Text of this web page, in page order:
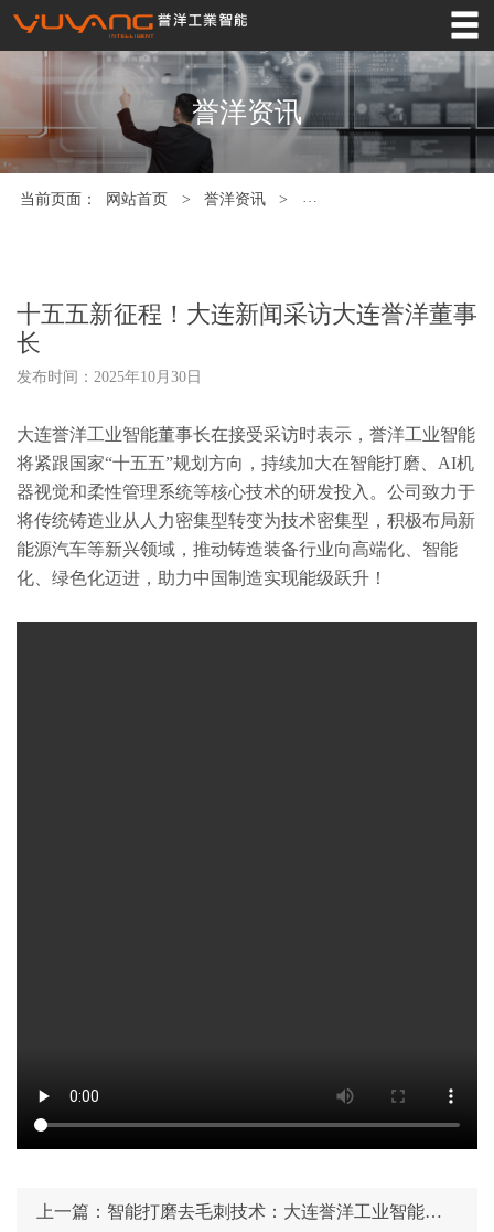
网站首页
誉洋产品
工业4.0
应用领域
誉洋资讯
案例中心
联系我们
誉洋资讯
当前页面： 网站首页 > 誉洋资讯 > 十五五新征程！大连新闻采
十五五新征程！大连新闻采访大连誉洋董事
长
发布时间：2025年10月30日
大连誉洋工业智能董事长在接受采访时表示，誉洋工业智能
将紧跟国家“十五五”规划方向，持续加大在智能打磨、AI机
器视觉和柔性管理系统等核心技术的研发投入。公司致力于
将传统铸造业从人力密集型转变为技术密集型，积极布局新
能源汽车等新兴领域，推动铸造装备行业向高端化、智能
化、绿色化迈进，助力中国制造实现能级跃升！
上一篇：智能打磨去毛刺技术：大连誉洋工业智能的核心优势与解决方案